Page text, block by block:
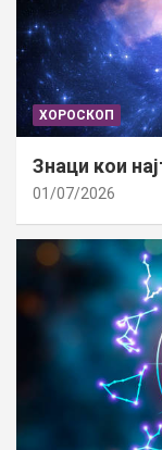
ХОРОСКОП
Знаци кои
01/07/2026